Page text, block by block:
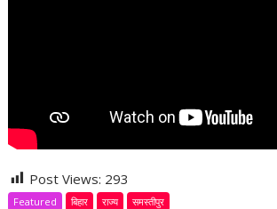
Post Views: 293
Featured बिहार राज्य समस्तीपुर